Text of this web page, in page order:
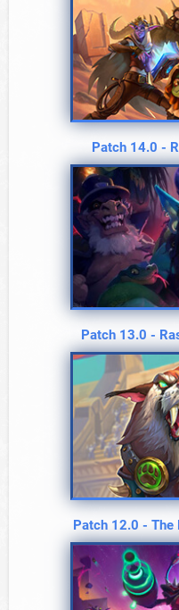
Patch 14.0 -
Patch 13.0 -
Patch 12.0 - The